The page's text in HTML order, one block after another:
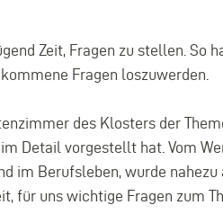
Zeit, Fragen zu stellen. So
Fragen loszuwerden.
des Klosters der
Detail vorgestellt hat. Vom
im Berufsleben, wurde
für uns wichtige Fragen zum